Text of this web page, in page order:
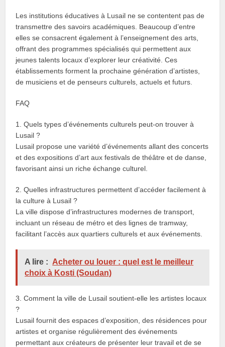
Les institutions éducatives à Lusail ne se contentent pas de
transmettre des savoirs académiques. Beaucoup d’entre
elles se consacrent également à l’enseignement des arts,
offrant des programmes spécialisés qui permettent aux
jeunes talents locaux d’explorer leur créativité. Ces
établissements forment la prochaine génération d’artistes,
de musiciens et de penseurs culturels, actuels et futurs.
FAQ
1. Quels types d’événements culturels peut-on trouver à
Lusail ?
Lusail propose une variété d’événements allant des concerts
et des expositions d’art aux festivals de théâtre et de danse,
favorisant ainsi un riche échange culturel.
2. Quelles infrastructures permettent d’accéder facilement à
la culture à Lusail ?
La ville dispose d’infrastructures modernes de transport,
incluant un réseau de métro et des lignes de tramway,
facilitant l’accès aux quartiers culturels et aux événements.
A lire : Acheter ou louer : quel est le meilleur
choix à Kosti (Soudan)
3. Comment la ville de Lusail soutient-elle les artistes locaux
?
Lusail fournit des espaces d’exposition, des résidences pour
artistes et organise régulièrement des événements
permettant aux créateurs de présenter leur travail et de se